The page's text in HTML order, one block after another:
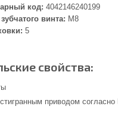
код: 4042146240199
винта: M8
5
свойства:
приводом согласно